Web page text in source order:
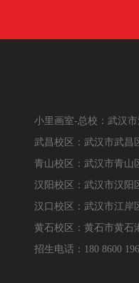
小里画室-总校：武汉
武昌校区：武汉市武昌
青山校区：武汉市青山
汉阳校区：武汉市汉阳
汉口校区：武汉市江岸
黄石校区：黄石市黄石
招生电话：180 8600